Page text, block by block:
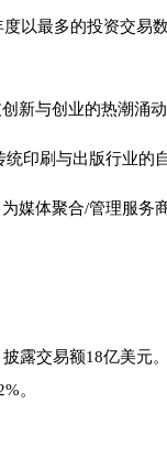
以最多的投资交易
新与创业的热潮涌
印刷与出版行业的
媒体聚合/管理服
露交易额18亿美元
。